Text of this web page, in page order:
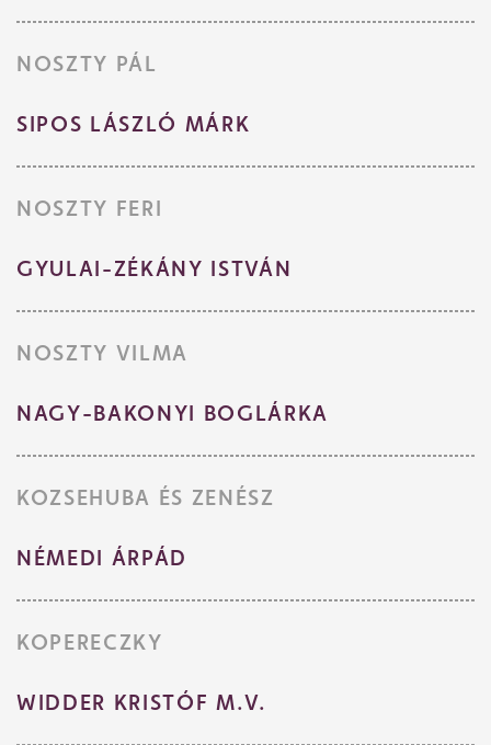
NOSZTY PÁL
SIPOS LÁSZLÓ MÁRK
NOSZTY FERI
GYULAI-ZÉKÁNY ISTVÁN
NOSZTY VILMA
NAGY-BAKONYI BOGLÁRKA
KOZSEHUBA ÉS ZENÉSZ
NÉMEDI ÁRPÁD
KOPERECZKY
WIDDER KRISTÓF M.V.